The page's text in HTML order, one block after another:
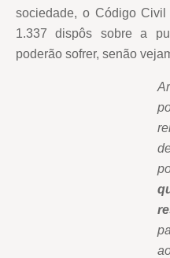
sociedade, o Código
1.337 dispôs sobre a
poderão sofrer, senão